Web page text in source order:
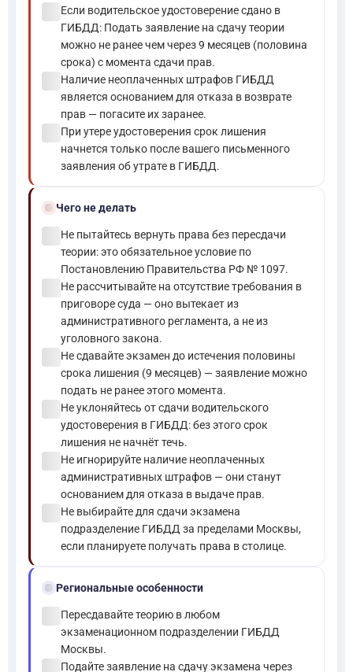
Если водительское удостоверение сдано в
ГИБДД: Подать заявление на сдачу теории
можно не ранее чем через 9 месяцев (половина
срока) с момента сдачи прав.
Наличие неоплаченных штрафов ГИБДД
является основанием для отказа в возврате
прав — погасите их заранее.
При утере удостоверения срок лишения
начнется только после вашего письменного
заявления об утрате в ГИБДД.
block Чего не делать
Не пытайтесь вернуть права без пересдачи
теории: это обязательное условие по
Постановлению Правительства РФ № 1097.
Не рассчитывайте на отсутствие требования в
приговоре суда — оно вытекает из
административного регламента, а не из
уголовного закона.
Не сдавайте экзамен до истечения половины
срока лишения (9 месяцев) — заявление можно
подать не ранее этого момента.
Не уклоняйтесь от сдачи водительского
удостоверения в ГИБДД: без этого срок
лишения не начнёт течь.
Не игнорируйте наличие неоплаченных
административных штрафов — они станут
основанием для отказа в выдаче прав.
Не выбирайте для сдачи экзамена
подразделение ГИБДД за пределами Москвы,
если планируете получать права в столице.
location_on Региональные особенности
Пересдавайте теорию в любом
экзаменационном подразделении ГИБДД
Москвы.
Подайте заявление на сдачу экзамена через